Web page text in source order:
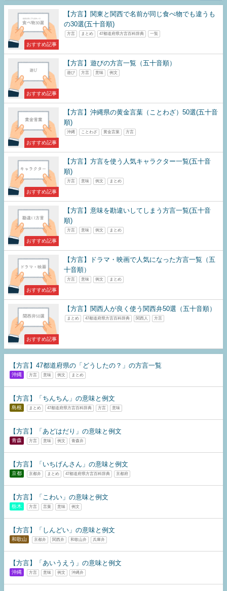
おすすめ記事
【方言】関東と関西で名前が同じ食べ物でも違うも
の30選(五十音順)
方言 まとめ 47都道府県方言百科辞典 一覧
おすすめ記事
【方言】遊びの方言一覧（五十音順）
遊び 方言 意味 例文
おすすめ記事
【方言】沖縄県の黄金言葉（ことわざ）50選(五十音
順)
沖縄 ことわざ 黄金言葉 方言
おすすめ記事
【方言】方言を使う人気キャラクター一覧(五十音
順)
方言 意味 例文 まとめ
おすすめ記事
【方言】意味を勘違いしてしまう方言一覧(五十音
順)
方言 意味 例文 まとめ
おすすめ記事
【方言】ドラマ・映画で人気になった方言一覧（五
十音順）
方言 意味 例文 まとめ
おすすめ記事
【方言】関西人が良く使う関西弁50選（五十音順）
まとめ 47都道府県方言百科辞典 関西人 方言
【方言】47都道府県の「どうしたの？」の方言一覧
沖縄 方言 意味 例文 まとめ
【方言】「ちんちん」の意味と例文
島根 まとめ 47都道府県方言百科辞典 方言 意味
【方言】「あどはだり」の意味と例文
青森 方言 意味 例文 青森弁
【方言】「いちげんさん」の意味と例文
京都 京都弁 まとめ 47都道府県方言百科辞典 京都府
【方言】「こわい」の意味と例文
栃木 方言 言葉 意味 例文
【方言】「しんどい」の意味と例文
和歌山 京都弁 関西弁 和歌山弁 兵庫弁
【方言】「あいうえう」の意味と例文
沖縄 方言 意味 例文 沖縄弁